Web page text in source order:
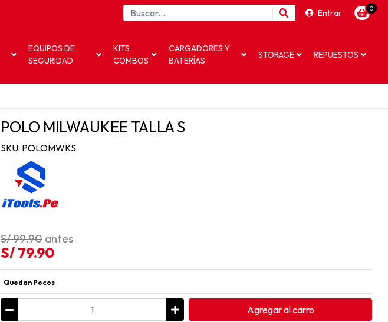
Entrar 0
EQUIPOS DE
SEGURIDAD
KITS
COMBOS
CARGADORES Y
BATERÍAS
STORAGE REPUESTOS
POLO MILWAUKEE TALLA S
SKU: POLOMWKS
S/ 99.90 antes
S/ 79.90
Quedan Pocos
Agregaral carro